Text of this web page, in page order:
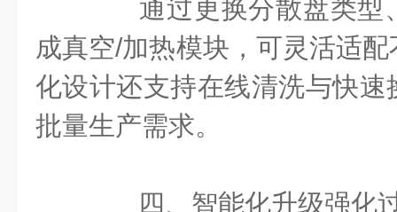
通过更换分散盘类型
成真空/加热模块，可灵活适
化设计还支持在线清洗与快
批量生产需求。
四、​​智能化升级强化